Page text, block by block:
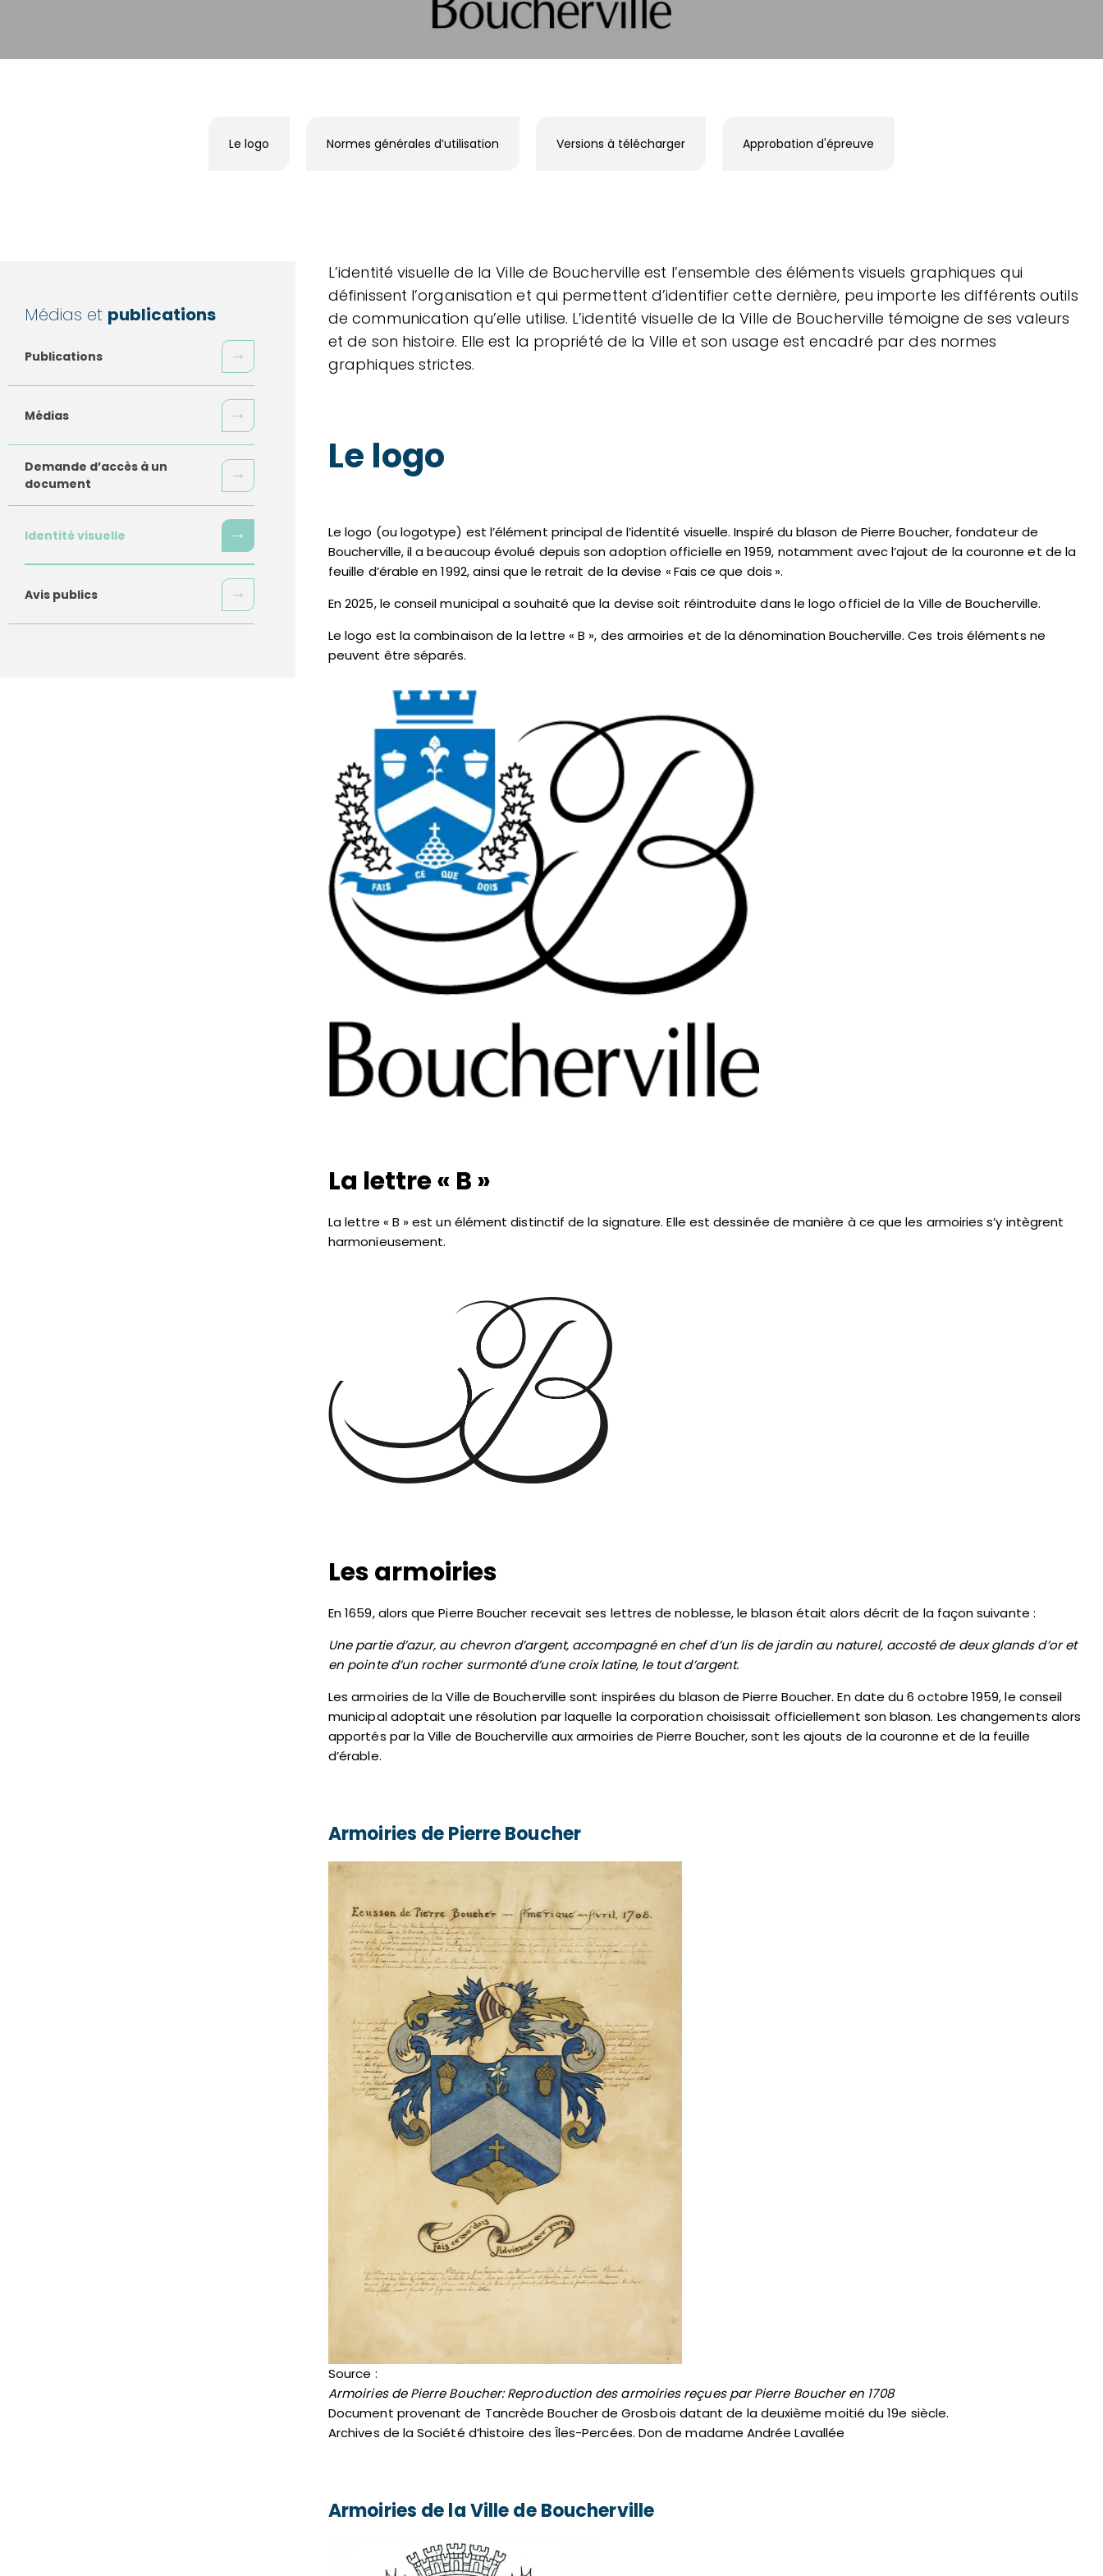
Le logo Normes générales d’utilisation Versions à télécharger Approbation d'épreuve
Médias et publications
Publications
Médias
Demande d’accès à un
document
Identité visuelle
Avis publics
L’identité visuelle de la Ville de Boucherville est l’ensemble des éléments visuels graphiques qui
définissent l’organisation et qui permettent d’identifier cette dernière, peu importe les différents outils
de communication qu’elle utilise. L’identité visuelle de la Ville de Boucherville témoigne de ses valeurs
et de son histoire. Elle est la propriété de la Ville et son usage est encadré par des normes
graphiques strictes.
Le logo
Le logo (ou logotype) est l’élément principal de l’identité visuelle. Inspiré du blason de Pierre Boucher, fondateur de
Boucherville, il a beaucoup évolué depuis son adoption officielle en 1959, notamment avec l’ajout de la couronne et de la
feuille d’érable en 1992, ainsi que le retrait de la devise « Fais ce que dois ».
En 2025, le conseil municipal a souhaité que la devise soit réintroduite dans le logo officiel de la Ville de Boucherville.
Le logo est la combinaison de la lettre « B », des armoiries et de la dénomination Boucherville. Ces trois éléments ne
peuvent être séparés.
La lettre « B »
La lettre « B » est un élément distinctif de la signature. Elle est dessinée de manière à ce que les armoiries s’y intègrent
harmonieusement.
Les armoiries
En 1659, alors que Pierre Boucher recevait ses lettres de noblesse, le blason était alors décrit de la façon suivante :
Une partie d’azur, au chevron d’argent, accompagné en chef d’un lis de jardin au naturel, accosté de deux glands d’or et
en pointe d’un rocher surmonté d’une croix latine, le tout d’argent.
Les armoiries de la Ville de Boucherville sont inspirées du blason de Pierre Boucher. En date du 6 octobre 1959, le conseil
municipal adoptait une résolution par laquelle la corporation choisissait officiellement son blason. Les changements alors
apportés par la Ville de Boucherville aux armoiries de Pierre Boucher, sont les ajouts de la couronne et de la feuille
d’érable.
Armoiries de Pierre Boucher
Source :
Armoiries de Pierre Boucher: Reproduction des armoiries reçues par Pierre Boucher en 1708
Document provenant de Tancrède Boucher de Grosbois datant de la deuxième moitié du 19e siècle.
Archives de la Société d’histoire des Îles-Percées. Don de madame Andrée Lavallée
Armoiries de la Ville de Boucherville